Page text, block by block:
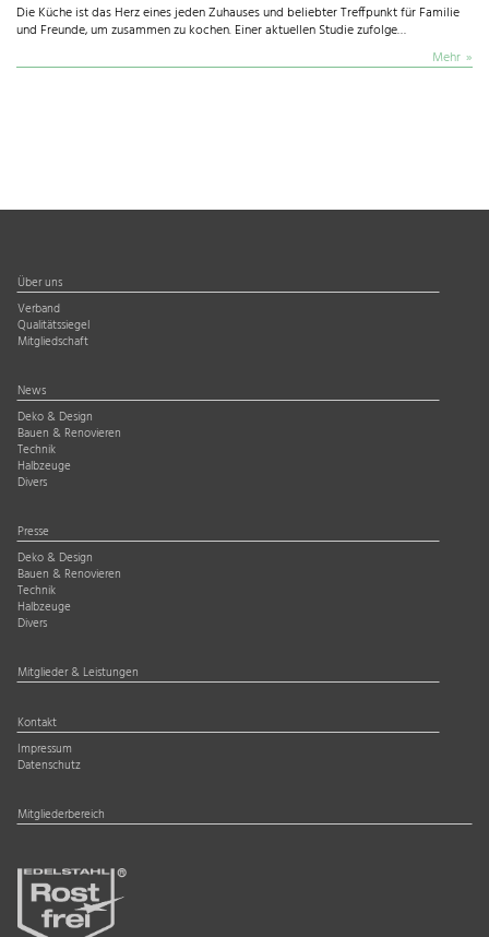
Die Küche ist das Herz eines jeden Zuhauses und beliebter Treffpunkt für Familie
und Freunde, um zusammen zu kochen. Einer aktuellen Studie zufolge…
Mehr
Über uns
Verband
Qualitätssiegel
Mitgliedschaft
News
Deko & Design
Bauen & Renovieren
Technik
Halbzeuge
Divers
Presse
Deko & Design
Bauen & Renovieren
Technik
Halbzeuge
Divers
Mitglieder & Leistungen
Kontakt
Impressum
Datenschutz
Mitgliederbereich